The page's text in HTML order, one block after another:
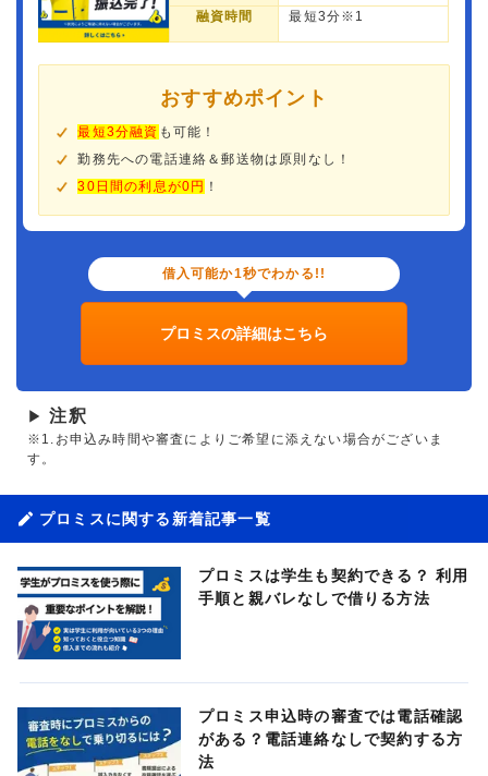
融資時間 最短3分※1
おすすめポイント
最短3分融資 も可能！
勤務先への電話連絡＆郵送物は原則なし！
30日間の利息が0円 ！
借入可能か1秒でわかる!!
プロミスの詳細はこちら
▶ 注釈
※1.お申込み時間や審査によりご希望に添えない場合がございま
す。
プロミスに関する新着記事一覧
プロミスは学生も契約できる？ 利用
手順と親バレなしで借りる方法
プロミス申込時の審査では電話確認
がある？電話連絡なしで契約する方
法